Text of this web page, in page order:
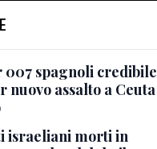
007 spagnoli credibile
nuovo assalto a Ceuta
israeliani morti in